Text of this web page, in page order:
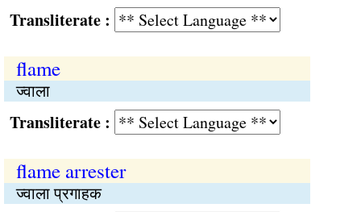
:
flame
ज्वाला
:
flame arrester
ज्वाला प्रगाहक